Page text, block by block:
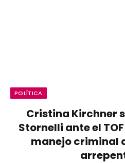
POLÍTICA
Cristina Kirchner
Stornelli ante el
manejo criminal